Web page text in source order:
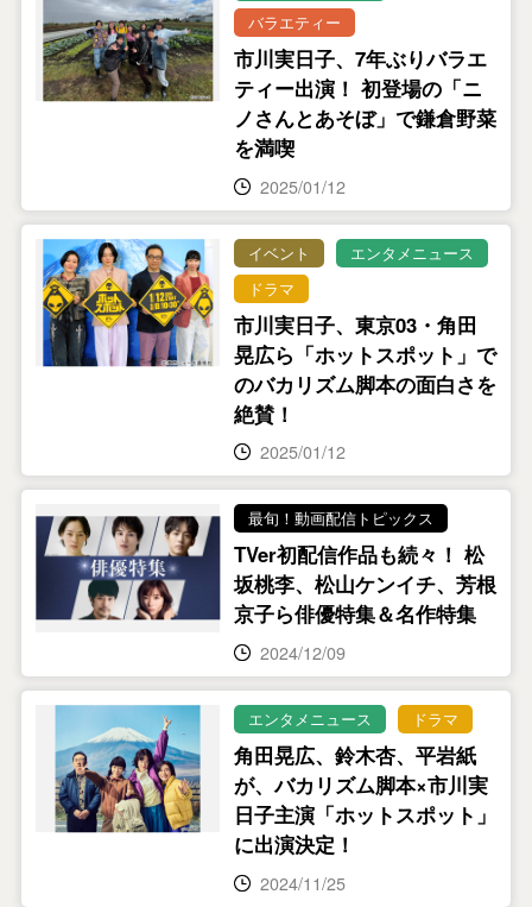
バラエティー
市川実日子、7年ぶりバラエ
ティー出演！ 初登場の「ニ
ノさんとあそぼ」で鎌倉野菜
を満喫
2025/01/12
イベント
エンタメニュース
ドラマ
市川実日子、東京03・角田
晃広ら「ホットスポット」で
のバカリズム脚本の面白さを
絶賛！
2025/01/12
最旬！動画配信トピックス
TVer初配信作品も続々！ 松
坂桃李、松山ケンイチ、芳根
京子ら俳優特集＆名作特集
2024/12/09
エンタメニュース ドラマ
角田晃広、鈴木杏、平岩紙
が、バカリズム脚本×市川実
日子主演「ホットスポット」
に出演決定！
2024/11/25